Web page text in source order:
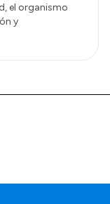
el organismo
y